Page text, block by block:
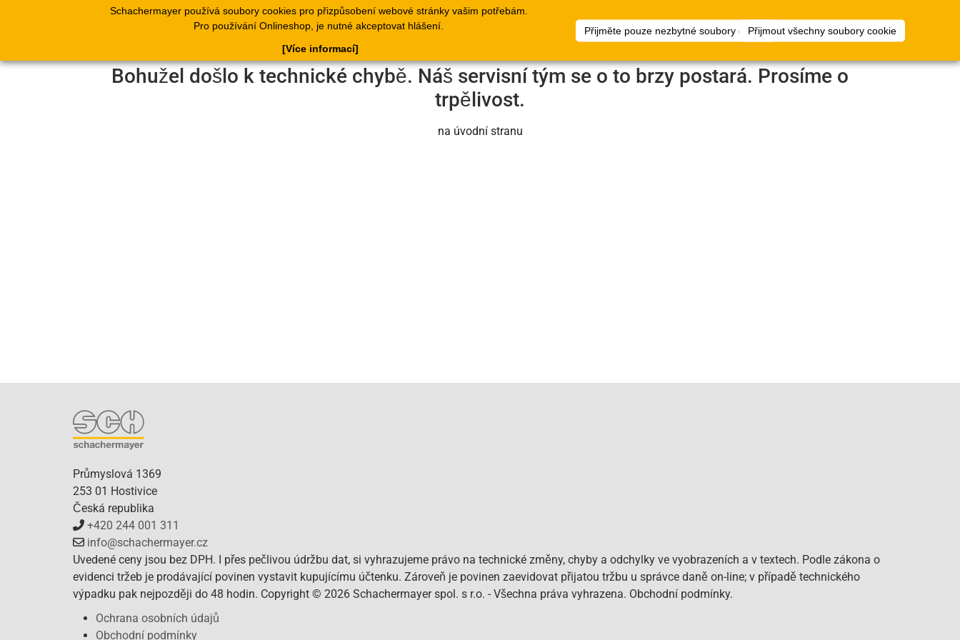
Schachermayer používá soubory cookies pro přizpůsobení webové stránky vašim potřebám.
Pro používání Onlineshop, je nutné akceptovat hlášení.
Přijměte pouze nezbytné soubory cookiePřijmout všechny soubory cookie
[Více informací]
Produkty Katalogy Doklady
Webové
stránky
Seznamy
Dokumenty
Plánovač
podlah
přihlásit
Bohužel došlo k technické chybě. Náš servisní tým se o to brzy postará. Prosíme o
trpělivost.
na úvodní stranu
Průmyslová 1369
253 01 Hostivice
Česká republika
+420 244 001 311
info@schachermayer.cz
Uvedené ceny jsou bez DPH. I přes pečlivou údržbu dat, si vyhrazujeme právo na technické změny, chyby a odchylky ve vyobrazeních a v textech. Podle zákona o
evidenci tržeb je prodávající povinen vystavit kupujícímu účtenku. Zároveň je povinen zaevidovat přijatou tržbu u správce daně on-line; v případě technického
výpadku pak nejpozději do 48 hodin. Copyright © 2026 Schachermayer spol. s r.o. - Všechna práva vyhrazena. Obchodní podmínky.
Ochrana osobních údajů
Obchodní podmínky